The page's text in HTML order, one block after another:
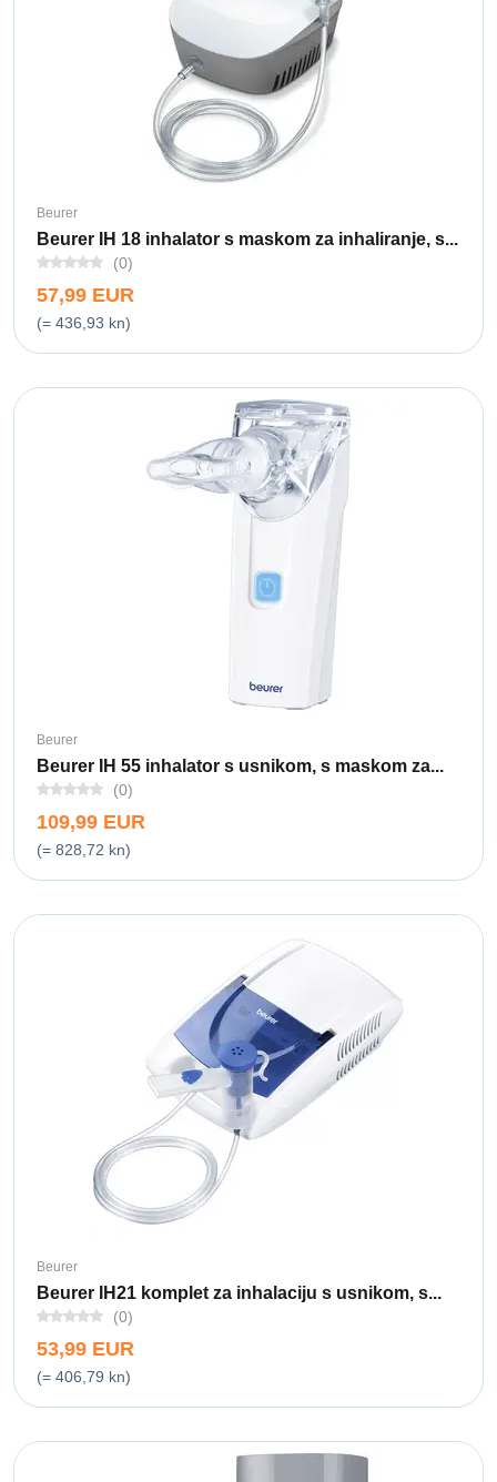
Beurer
Beurer IH 18 inhalator s maskom za inhaliranje, s...
(0)
57,99 EUR
(= 436,93 kn)
Beurer
Beurer IH 55 inhalator s usnikom, s maskom za...
(0)
109,99 EUR
(= 828,72 kn)
Beurer
Beurer IH21 komplet za inhalaciju s usnikom, s...
(0)
53,99 EUR
(= 406,79 kn)